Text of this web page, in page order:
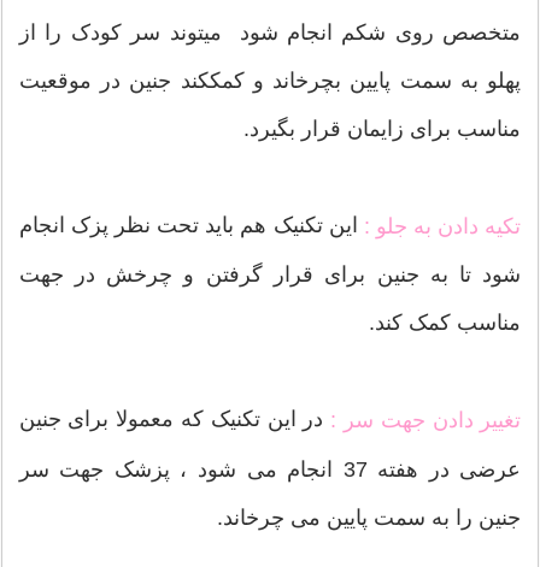
متخصص روی شکم انجام شود میتوند سر کودک را از
پهلو به سمت پایین بچرخاند و کمککند جنین در موقعیت
مناسب برای زایمان قرار بگیرد.
تکیه دادن به جلو : این تکنیک هم باید تحت نظر پزک انجام
شود تا به جنین برای قرار گرفتن و چرخش در جهت
مناسب کمک کند.
تغییر دادن جهت سر : در این تکنیک که معمولا برای جنین
عرضی در هفته 37 انجام می شود ، پزشک جهت سر
جنین را به سمت پایین می چرخاند.